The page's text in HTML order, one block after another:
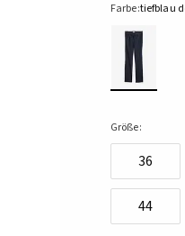
Farbe:tiefblau
Größe:
36
44